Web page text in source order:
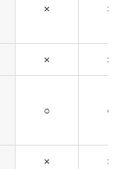
× ×
× ×
○ ○
× ×